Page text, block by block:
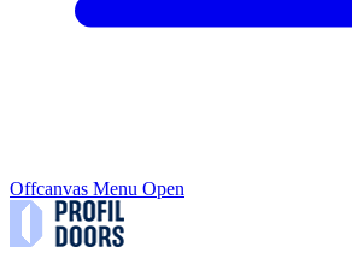
Offcanvas Menu Open